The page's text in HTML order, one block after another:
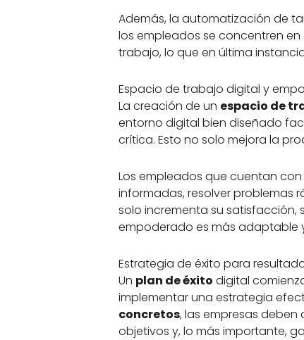
Además, la automatización de
los empleados se concentren
trabajo, lo que en última
Espacio de trabajo digital y
La creación de un espacio de
entorno digital bien diseñado
crítica. Esto no solo mejora la
Los empleados que cuentan
informadas, resolver problemas
solo incrementa su satisfacción,
empoderado es más adaptable
Estrategia de éxito para
Un plan de éxito digital
implementar una estrategia
concretos, las empresas
objetivos y, lo más importante,